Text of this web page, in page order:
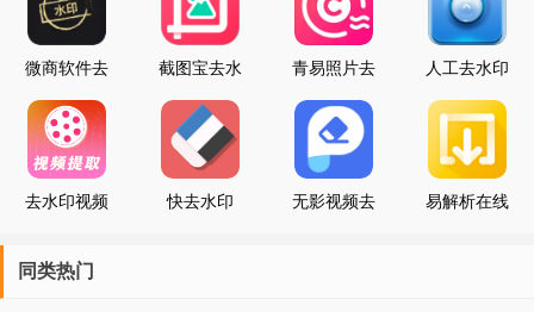
微商软件去
截图宝去水
青易照片去
人工去水印
去水印视频
快去水印
无影视频去
易解析在线
同类热门